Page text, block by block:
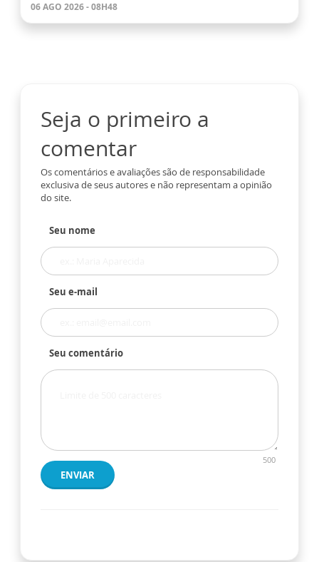
06 AGO 2026 - 08H48
Seja o primeiro a
comentar
Os comentários e avaliações são de responsabilidade
exclusiva de seus autores e não representam a opinião
do site.
Seu nome
Seu e-mail
Seu comentário
500
ENVIAR